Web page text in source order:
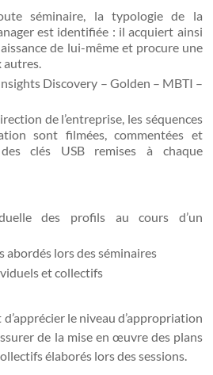
séminaire, la typologie de la
est identifiée : il acquiert ainsi
de lui-même et procure une
autres.
Discovery – Golden – MBTI –
de l’entreprise, les séquences
sont filmées, commentées et
clés USB remises à chaque
des profils au cours d’un
abordés lors des séminaires
et collectifs
le niveau d’appropriation
de la mise en œuvre des plans
élaborés lors des sessions.